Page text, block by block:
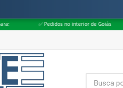
✅ Pedidos no interior de Goiás ✅